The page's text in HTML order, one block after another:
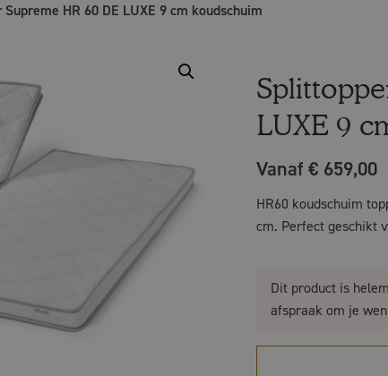
HR 60 DE LUXE 9 cm koudschuim
LUXE 9
Vanaf € 659,00
HR60 koudschuim
cm. Perfect geschikt
Dit product is
afspraak om je